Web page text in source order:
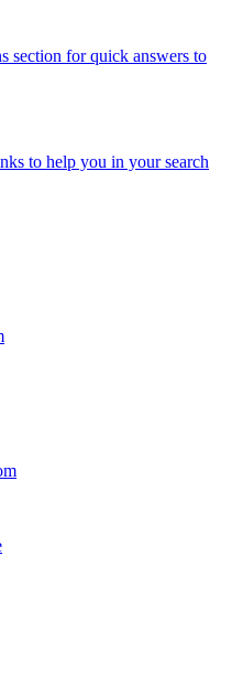
section for quick answers to
to help you in your search